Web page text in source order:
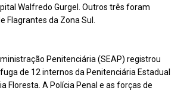
Walfredo Gurgel. Outros três foram
Flagrantes da Zona Sul.
Penitenciária (SEAP) registrou
de 12 internos da Penitenciária Estadual
Floresta. A Polícia Penal e as forças de